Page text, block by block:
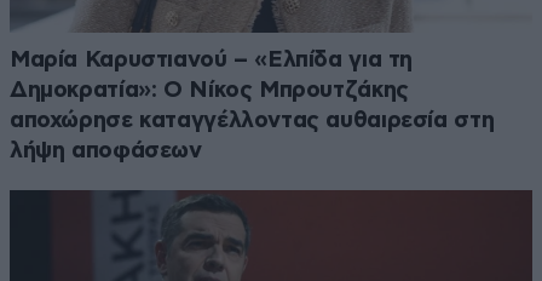
Μαρία Καρυστιανού – «Ελπίδα για τη
Δημοκρατία»: Ο Νίκος Μπρουτζάκης
αποχώρησε καταγγέλλοντας αυθαιρεσία στη
λήψη αποφάσεων